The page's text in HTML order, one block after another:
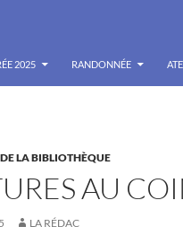
2025 RANDONNÉE
LA BIBLIOTHÈQUE
AU
LA RÉDAC